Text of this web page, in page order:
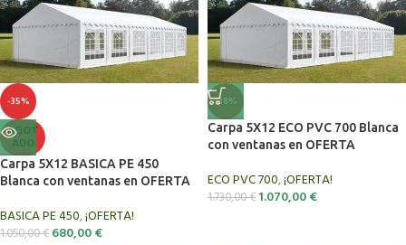
-35%
AGOT
ADO
Carpa 5X12 BASICA PE 450
Blanca con ventanas en OFERTA
BASICA PE 450,¡OFERTA!
1.050,00€ 680,00€
-38%
Carpa 5X12 ECO PVC 700 Blanca
con ventanas en OFERTA
ECO PVC 700,¡OFERTA!
1.730,00€ 1.070,00€